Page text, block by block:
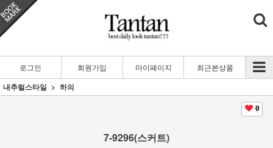
로그인 회원가입 마이페이지 최근본상품
내추럴스타일 하의
0
7-9296(스커트)